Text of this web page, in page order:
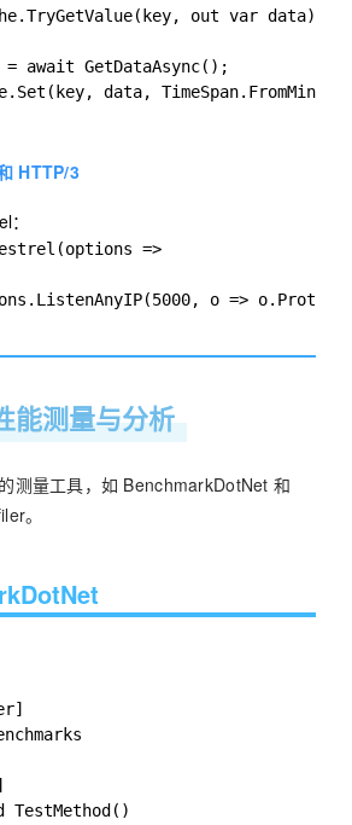
out var data))
await GetDataAsync();
data,
HTTP/3
=>
o =>
能测量与分析
测量工具，如 BenchmarkDotNet 和
。